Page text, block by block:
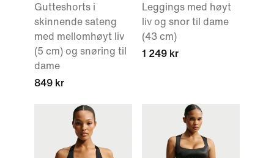
Gutteshorts i
skinnende sateng
med mellomhøyt liv
(5 cm) og snøring til
dame
849 kr
Leggings med høyt
liv og snor til dame
(43 cm)
1 249 kr